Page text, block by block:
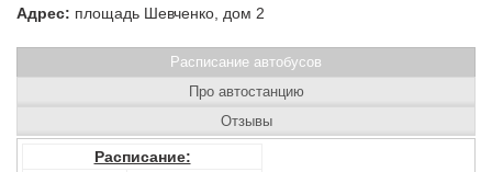
Адрес: площадь Шевченко, дом 2
Расписание автобусов
Расписание:
Про автостанцию
Отзывы